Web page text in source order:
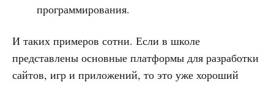
программирования.
И таких примеров сотни. Если в школе
представлены основные платформы для разработки
сайтов, игр и приложений, то это уже хороший